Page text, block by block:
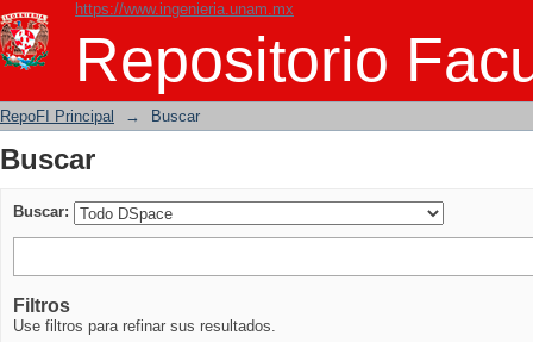
https://www.ingenieria.unam.mx
Repositorio
Buscar
RepoFI Principal → Buscar
Buscar
Buscar:
Filtros
Use filtros para refinar sus resultados.